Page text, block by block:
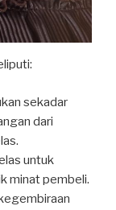
sekadar
dari
untuk
minat pembeli.